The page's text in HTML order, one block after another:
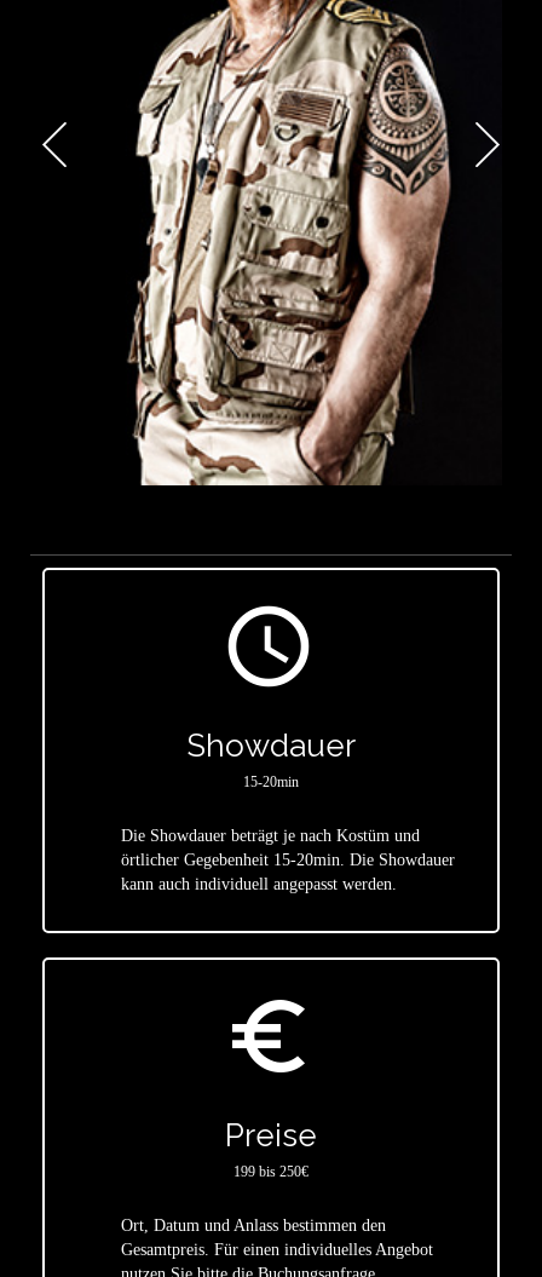
access_time
Showdauer
15-20min
Die Showdauer beträgt je nach Kostüm und
örtlicher Gegebenheit 15-20min. Die Showdauer
kann auch individuell angepasst werden.
euro_symbol
Preise
199 bis 250€
Ort, Datum und Anlass bestimmen den
Gesamtpreis. Für einen individuelles Angebot